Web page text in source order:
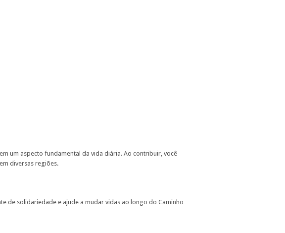
um aspecto fundamental da vida diária. Ao contribuir, você
diversas regiões.
de solidariedade e ajude a mudar vidas ao longo do Caminho